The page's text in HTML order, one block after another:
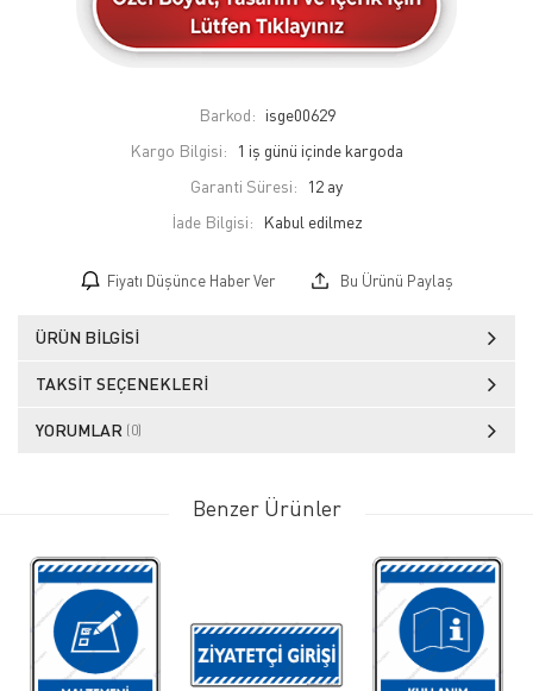
Barkod: isge00629
Kargo Bilgisi:
1 iş günü içinde kargoda
Garanti Süresi:
12 ay
İade Bilgisi:
Fiyatı Düşünce Haber Ver Bu Ürünü Paylaş
ÜRÜN BILGISI
TAKSIT SEÇENEKLERI
YORUMLAR (0)
Benzer Ürünler